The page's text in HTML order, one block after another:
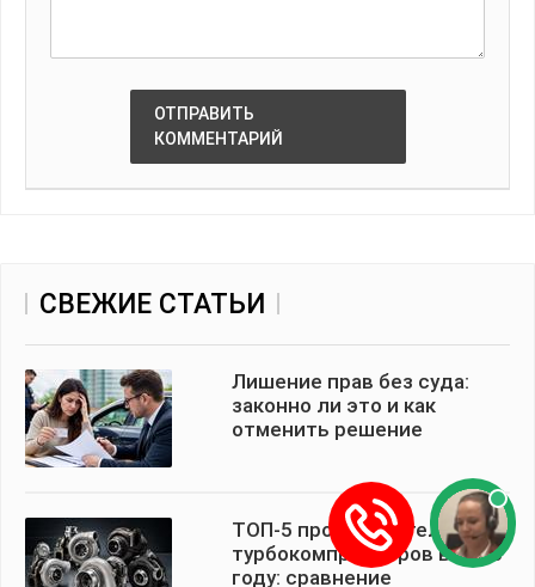
ОТПРАВИТЬ
КОММЕНТАРИЙ
СВЕЖИЕ СТАТЬИ
Лишение прав без суда:
законно ли это и как
отменить решение
ТОП-5 производителей
турбокомпрессоров в 2026
году: сравнение